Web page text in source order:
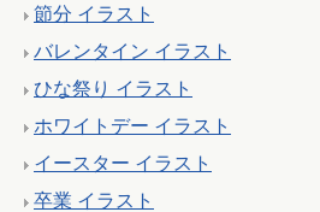
節分 イラスト
バレンタイン イラスト
ひな祭り イラスト
ホワイトデー イラスト
イースター イラスト
卒業 イラスト